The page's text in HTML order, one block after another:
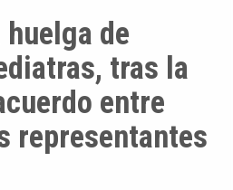
de
tras la
entre
representantes